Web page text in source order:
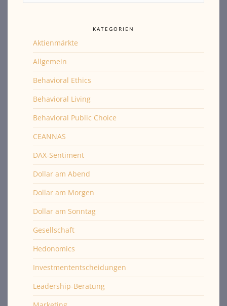
KATEGORIEN
Aktienmärkte
Allgemein
Behavioral Ethics
Behavioral Living
Behavioral Public Choice
CEANNAS
DAX-Sentiment
Dollar am Abend
Dollar am Morgen
Dollar am Sonntag
Gesellschaft
Hedonomics
Investmententscheidungen
Leadership-Beratung